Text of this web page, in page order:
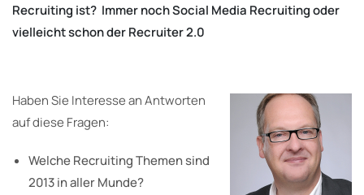
Recruiting ist? Immer noch Social Media Recruiting oder
vielleicht schon der Recruiter 2.0
Haben Sie Interesse an Antworten
auf diese Fragen:
Welche Recruiting Themen sind
2013 in aller Munde?